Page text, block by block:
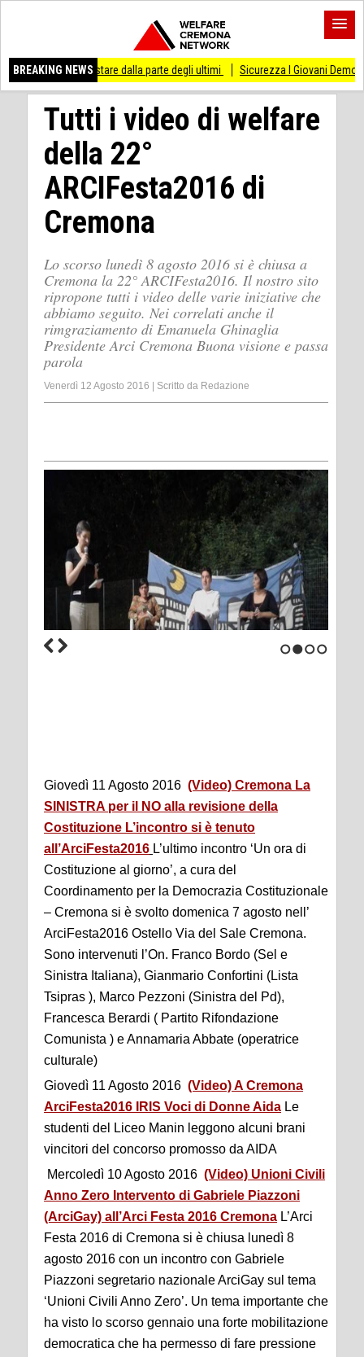
BREAKING NEWS
di stare dalla parte degli ultimi Sicurezza I Giovani Democratici ribattono
Tutti i video di welfare
della 22°
ARCIFesta2016 di
Cremona
Lo scorso lunedì 8 agosto 2016 si è chiusa a
Cremona la 22° ARCIFesta2016. Il nostro sito
ripropone tutti i video delle varie iniziative che
abbiamo seguito. Nei correlati anche il
rimgraziamento di Emanuela Ghinaglia
Presidente Arci Cremona Buona visione e passa
parola
Venerdì 12 Agosto 2016 Scritto da Redazione
Giovedì 11 Agosto 2016 (Video) Cremona La
SINISTRA per il NO alla revisione della
Costituzione L’incontro si è tenuto
all’ArciFesta2016 L’ultimo incontro ‘Un ora di
Costituzione al giorno’, a cura del
Coordinamento per la Democrazia Costituzionale
– Cremona si è svolto domenica 7 agosto nell’
ArciFesta2016 Ostello Via del Sale Cremona.
Sono intervenuti l’On. Franco Bordo (Sel e
Sinistra Italiana), Gianmario Confortini (Lista
Tsipras ), Marco Pezzoni (Sinistra del Pd),
Francesca Berardi ( Partito Rifondazione
Comunista ) e Annamaria Abbate (operatrice
culturale)
Giovedì 11 Agosto 2016 (Video) A Cremona
ArciFesta2016 IRIS Voci di Donne Aida Le
studenti del Liceo Manin leggono alcuni brani
vincitori del concorso promosso da AIDA
Mercoledì 10 Agosto 2016 (Video) Unioni Civili
Anno Zero Intervento di Gabriele Piazzoni
(ArciGay) all’Arci Festa 2016 Cremona L’Arci
Festa 2016 di Cremona si è chiusa lunedì 8
agosto 2016 con un incontro con Gabriele
Piazzoni segretario nazionale ArciGay sul tema
‘Unioni Civili Anno Zero’. Un tema importante che
ha visto lo scorso gennaio una forte mobilitazione
democratica che ha permesso di fare pressione